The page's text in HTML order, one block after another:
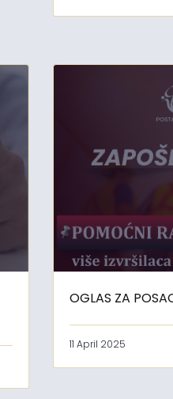
OGLAS ZA
11 April 2025